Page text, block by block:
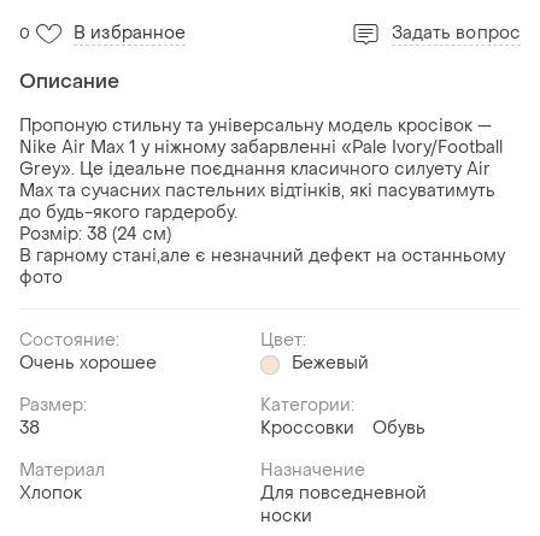
0 В избранное Задать вопрос
Описание
Пропоную стильну та універсальну модель кросівок —
Nike Air Max 1 у ніжному забарвленні «Pale Ivory/Football
Grey». Це ідеальне поєднання класичного силуету Air
Max та сучасних пастельних відтінків, які пасуватимуть
до будь-якого гардеробу.
Розмір: 38 (24 см)
В гарному стані,але є незначний дефект на останньому
фото
Состояние:
Очень хорошее
Цвет:
Бежевый
Размер:
38
Категории:
Кроссовки
Обувь
Материал
Хлопок
Назначение
Для повседневной
носки